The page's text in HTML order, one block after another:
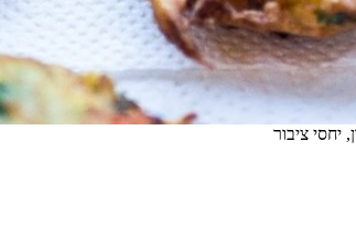
יחסי ציבור